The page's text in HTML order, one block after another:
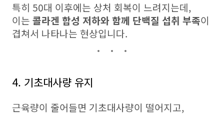
특히 50대 이후에는 상처 회복이 느려지는데,
이는 콜라겐 합성 저하와 함께 단백질 섭취 부족이
겹쳐서 나타나는 현상입니다.
4. 기초대사량 유지
근육량이 줄어들면 기초대사량이 떨어지고,